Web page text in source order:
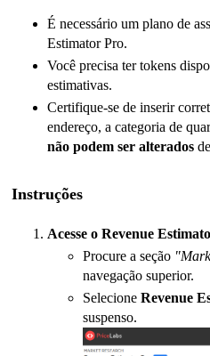
É necessário um plano de
Estimator Pro.
Você precisa ter tokens
estimativas.
Certifique-se de inserir
não podem ser alterados
Instruções
Acesse o Revenue
Procure a seção
navegação superior.
Selecione Revenue
suspenso.